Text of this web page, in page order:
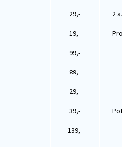
29,- 2
19,-
99,-
89,-
29,-
39,-
139,-